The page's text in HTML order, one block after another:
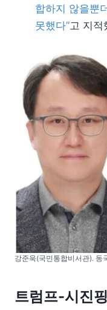
합하지 않을뿐
못했다”고 지적
강준욱(국민통합비서관). 동
트럼프-시진